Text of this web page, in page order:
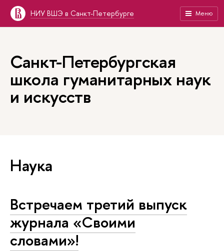
НИУ ВШЭ в Санкт-Петербурге Меню
Санкт-Петербургская
школа гуманитарных наук
и искусств
Наука
Встречаем третий выпуск
журнала «Своими
словами»!